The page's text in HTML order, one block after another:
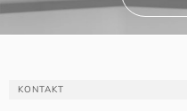
KONTAKT